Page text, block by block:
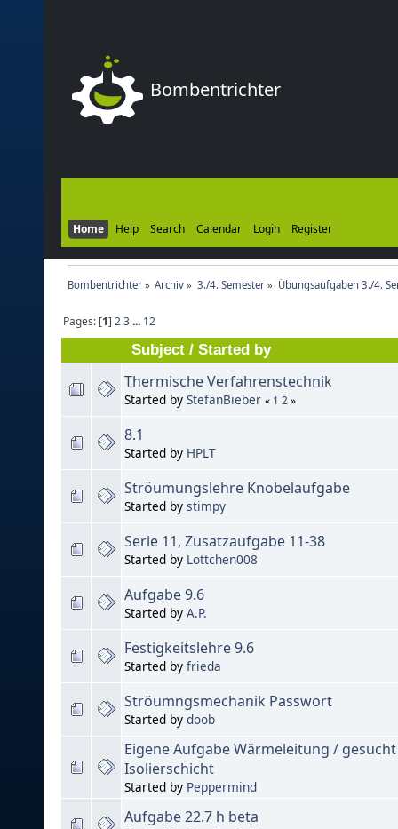
Bombentrichter
Home Help Search Calendar Login Register
Bombentrichter» Archiv » 3./4. Semester » Übungsaufgaben 3./4.
Pages: [1]23... 12
Subject/ Started by
Thermische Verfahrenstechnik
Started by StefanBieber « 1 2 »
8.1
Started by HPLT
Ströumungslehre Knobelaufgabe
Started by stimpy
Serie 11, Zusatzaufgabe 11-38
Started by Lottchen008
Aufgabe 9.6
Started by A.P.
Festigkeitslehre 9.6
Started by frieda
Ströumngsmechanik Passwort
Started by doob
Eigene Aufgabe Wärmeleitung /
Isolierschicht
Started by Peppermind
Aufgabe 22.7 h beta